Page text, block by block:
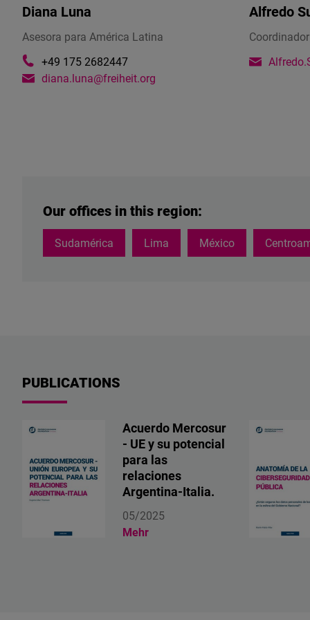
China,
en
de
las
Diana Luna
Asesora para América Latina
+49 175 2682447‬
diana.luna@freiheit.org
Alfredo
Our offices in this region:
Sudamérica Lima México
PUBLICATIONS
Acuerdo Mercosur
- UE y su potencial
para las
relaciones
Argentina-Italia.
05/2025
Mehr